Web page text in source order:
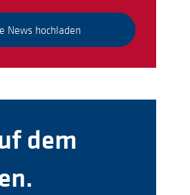
News hochladen
dem